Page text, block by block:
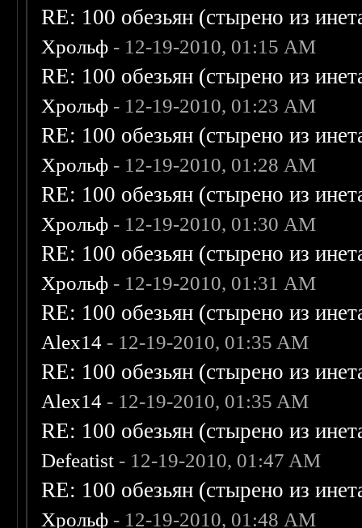
RE: 100 обезьян (стырено из
Хрольф - 12-19-2010, 01:15 AM
RE: 100 обезьян (стырено из
Хрольф - 12-19-2010, 01:23 AM
RE: 100 обезьян (стырено из
Хрольф - 12-19-2010, 01:28 AM
RE: 100 обезьян (стырено из
Хрольф - 12-19-2010, 01:30 AM
RE: 100 обезьян (стырено из
Хрольф - 12-19-2010, 01:31 AM
RE: 100 обезьян (стырено из
Alex14 - 12-19-2010, 01:35 AM
RE: 100 обезьян (стырено из
Alex14 - 12-19-2010, 01:35 AM
RE: 100 обезьян (стырено из
Defeatist - 12-19-2010, 01:47 AM
RE: 100 обезьян (стырено из
Хрольф - 12-19-2010, 01:48 AM